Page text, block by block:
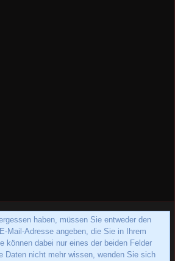
haben, müssen Sie entweder den
Mail-Adresse angeben, die Sie in Ihrem
können dabei nur eines der beiden Felder
Daten nicht mehr wissen, wenden Sie sich